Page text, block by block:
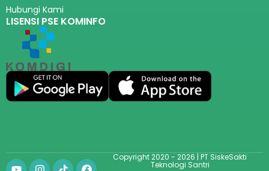
Hubungi Kami
LISENSI PSE KOMINFO
Copyright 2020 - 2026 | PT SiskeSakti
Teknologi Santri